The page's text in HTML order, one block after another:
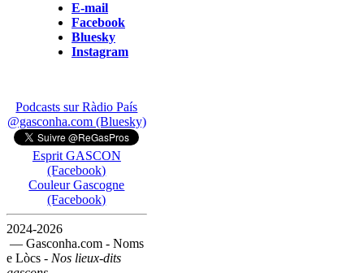
E-mail
Facebook
Bluesky
Instagram
Podcasts sur Ràdio País
@gasconha.com (Bluesky)
Esprit GASCON
(Facebook)
Couleur Gascogne
(Facebook)
2024-2026
— Gasconha.com - Noms
e Lòcs - Nos lieux-dits